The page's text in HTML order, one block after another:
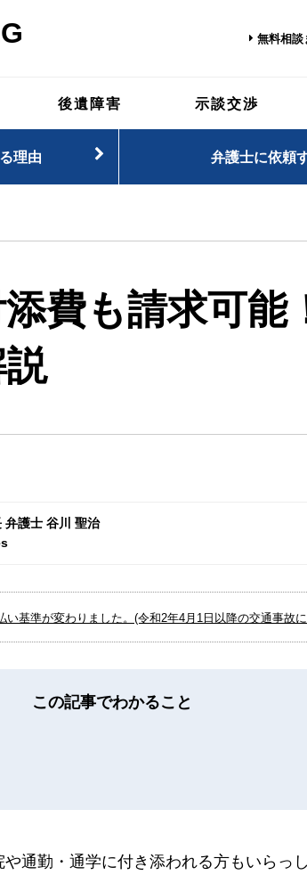
無料相談
後遺障害 示談交渉
理由 弁護士に依頼
費も請求可能
弁護士 谷川 聖治
い基準が変わりました。(令和2年4月1日以降の交通事故
この記事でわかること
通勤・通学に付き添われる方もいらっ